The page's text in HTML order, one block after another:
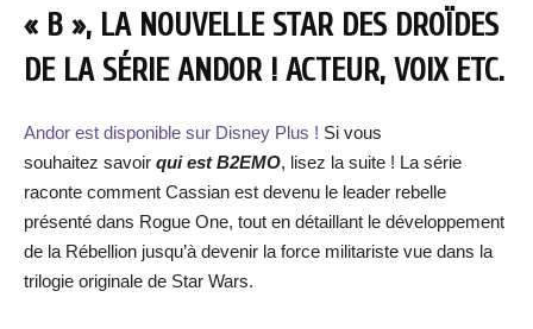
« B », LA NOUVELLE STAR DES DROÏDES
DE LA SÉRIE ANDOR ! ACTEUR, VOIX ETC.
Andor est disponible sur Disney Plus ! Si vous
souhaitez savoir qui est B2EMO, lisez la suite ! La série
raconte comment Cassian est devenu le leader rebelle
présenté dans Rogue One, tout en détaillant le développement
de la Rébellion jusqu’à devenir la force militariste vue dans la
trilogie originale de Star Wars.